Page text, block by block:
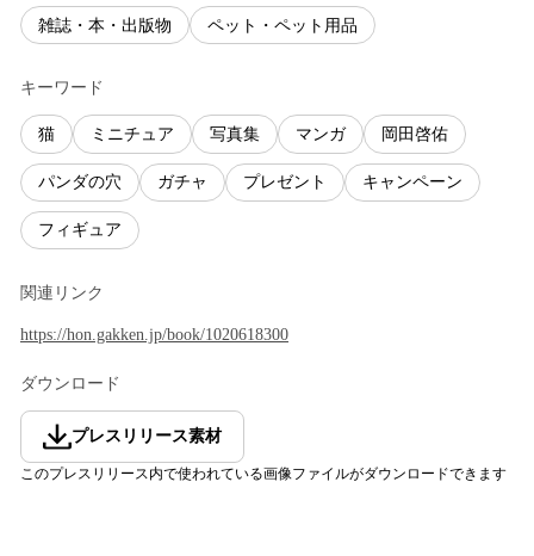
雑誌・本・出版物 ペット・ペット用品
キーワード
猫 ミニチュア 写真集 マンガ 岡田啓佑
パンダの穴 ガチャ プレゼント キャンペーン
フィギュア
関連リンク
https://hon.gakken.jp/book/1020618300
ダウンロード
プレスリリース素材
このプレスリリース内で使われている画像ファイルがダウンロードできます